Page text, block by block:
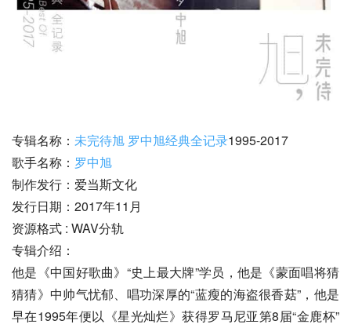
专辑名称： 未完待旭 罗中旭经典全记录1995-2017
歌手名称： 罗中旭
制作发行：爱当斯文化
发行日期：2017年11月
资源格式 : WAV分轨
专辑介绍：
他是《中国好歌曲》“史上最大牌”学员，他是《蒙面唱将猜
猜猜》中帅气忧郁、唱功深厚的“蓝瘦的海盗很香菇”，他是
早在1995年便以《星光灿烂》获得罗马尼亚第8届“金鹿杯”